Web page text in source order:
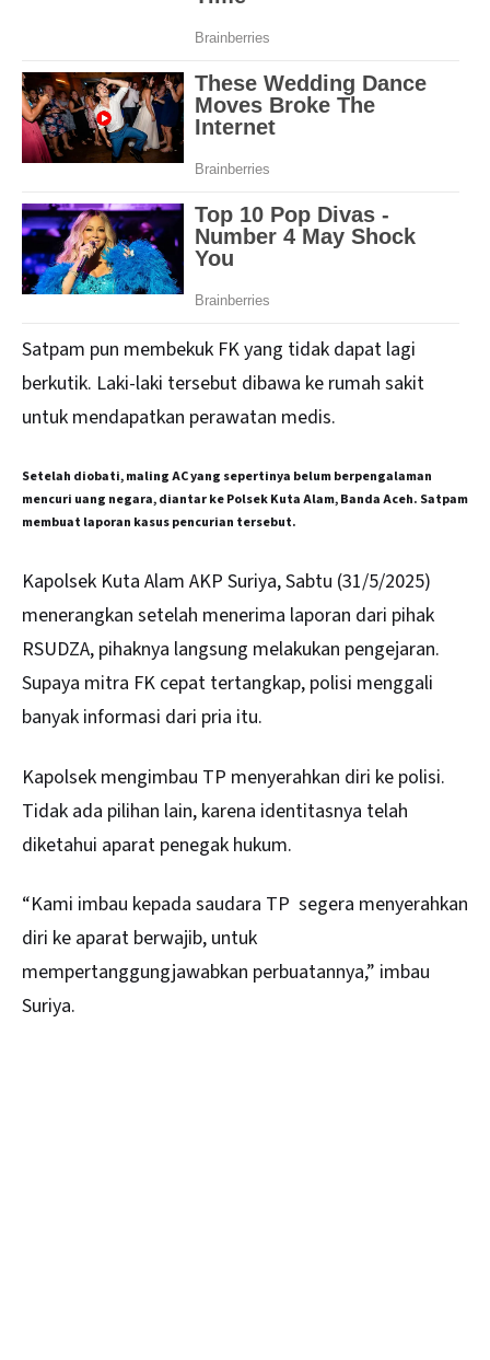
Satpam pun membekuk FK yang tidak dapat lagi
berkutik. Laki-laki tersebut dibawa ke rumah sakit
untuk mendapatkan perawatan medis.
Setelah diobati, maling AC yang sepertinya belum berpengalaman
mencuri uang negara, diantar ke Polsek Kuta Alam, Banda Aceh. Satpam
membuat laporan kasus pencurian tersebut.
Kapolsek Kuta Alam AKP Suriya, Sabtu (31/5/2025)
menerangkan setelah menerima laporan dari pihak
RSUDZA, pihaknya langsung melakukan pengejaran.
Supaya mitra FK cepat tertangkap, polisi menggali
banyak informasi dari pria itu.
Kapolsek mengimbau TP menyerahkan diri ke polisi.
Tidak ada pilihan lain, karena identitasnya telah
diketahui aparat penegak hukum.
“Kami imbau kepada saudara TP segera menyerahkan
diri ke aparat berwajib, untuk
mempertanggungjawabkan perbuatannya,” imbau
Suriya.